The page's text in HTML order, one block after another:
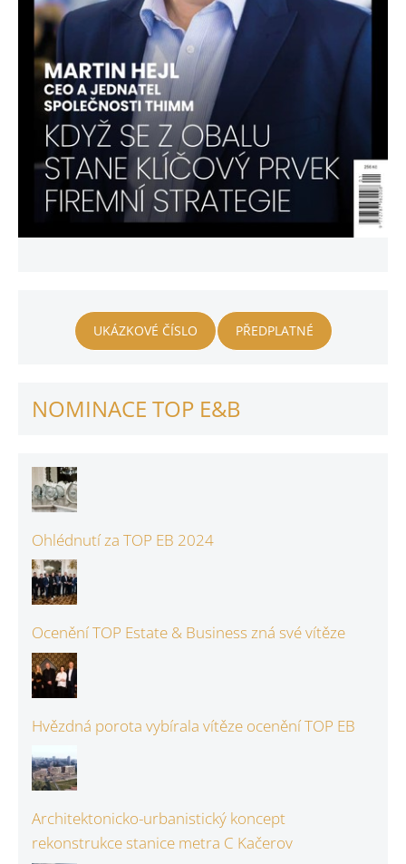
UKÁZKOVÉ ČÍSLO PŘEDPLATNÉ
NOMINACE TOP E&B
Ohlédnutí za TOP EB 2024
Ocenění TOP Estate & Business zná své vítěze
Hvězdná porota vybírala vítěze ocenění TOP EB
Architektonicko-urbanistický koncept
rekonstrukce stanice metra C Kačerov